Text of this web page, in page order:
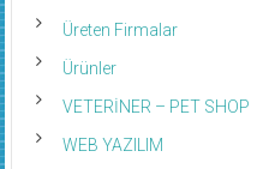
Üreten Firmalar
Ürünler
VETERİNER – PET SHOP
WEB YAZILIM